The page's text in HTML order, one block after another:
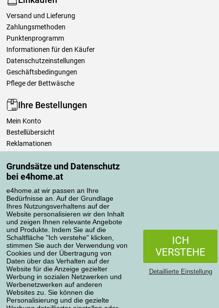
Grundsätze und Datenschutz
bei e4home.at
e4home.at wir passen an Ihre
Bedürfnisse an. Auf der Grundlage
Ihres Nutzungsverhaltens auf der
Website personalisieren wir den Inhalt
und zeigen Ihnen relevante Angebote
und Produkte. Indem Sie auf die
Schaltfläche "Ich verstehe" klicken,
stimmen Sie auch der Verwendung von
Cookies und der Übertragung von
Daten über das Verhalten auf der
Website für die Anzeige gezielter
Werbung in sozialen Netzwerken und
Werbenetzwerken auf anderen
Websites zu. Sie können die
Personalisierung und die gezielte
ICH
VERSTEHE
Detaillierte Einstellung
Versand und Lieferung
Zahlungsmethoden
Punktenprogramm
Informationen für den Käufer
Datenschutzeinstellungen
Geschäftsbedingungen
Pflege der Bettwäsche
Ihre Bestellungen
Mein Konto
Bestellübersicht
Reklamationen
Einfach mehr wissen
Richtlinien zur Verarbeitung von Bewertungen
Transportarten
Zahlungsmethoden